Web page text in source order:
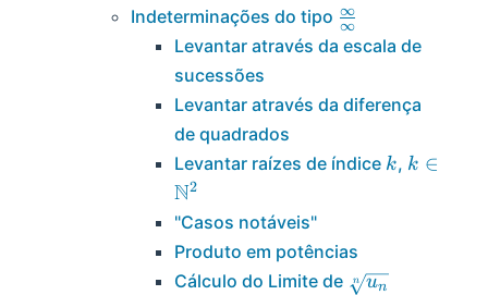
Indeterminações do tipo \frac\infin\infin
∞
∞
Levantar através da escala de
sucessões
Levantar através da diferença
de quadrados
Levantar raízes de índice k
k, k ∈
N2
"Casos notáveis"
Produto em potências
Cálculo do Limite de \sqrt[n]
n un